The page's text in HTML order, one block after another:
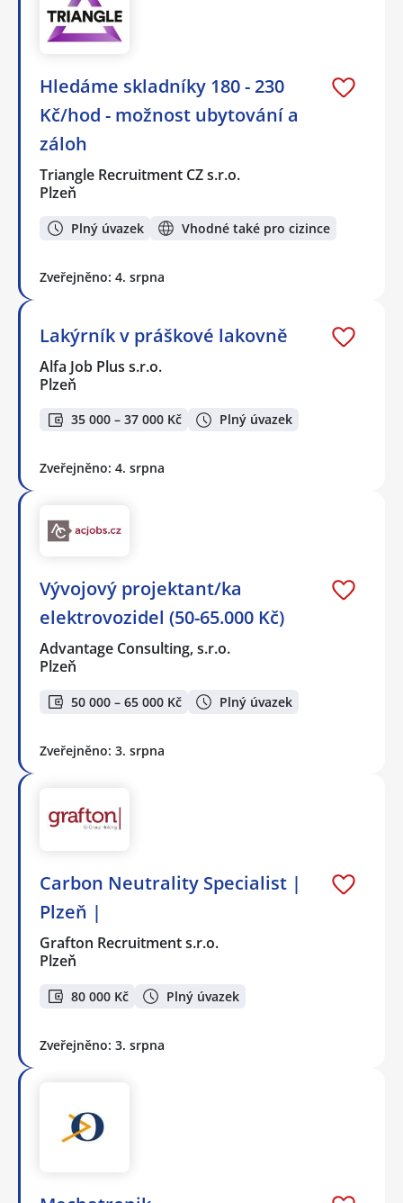
Hledáme skladníky 180 - 230
Kč/hod - možnost ubytování a
záloh
Triangle Recruitment CZ s.r.o.
Plzeň
Plný úvazek Vhodné také pro cizince
Zveřejněno: 4. srpna
Lakýrník v práškové lakovně
Alfa Job Plus s.r.o.
Plzeň
35 000 – 37 000 Kč Plný úvazek
Zveřejněno: 4. srpna
Vývojový projektant/ka
elektrovozidel (50-65.000 Kč)
Advantage Consulting, s.r.o.
Plzeň
50 000 – 65 000 Kč Plný úvazek
Zveřejněno: 3. srpna
Carbon Neutrality Specialist |
Plzeň |
Grafton Recruitment s.r.o.
Plzeň
80 000 Kč Plný úvazek
Zveřejněno: 3. srpna